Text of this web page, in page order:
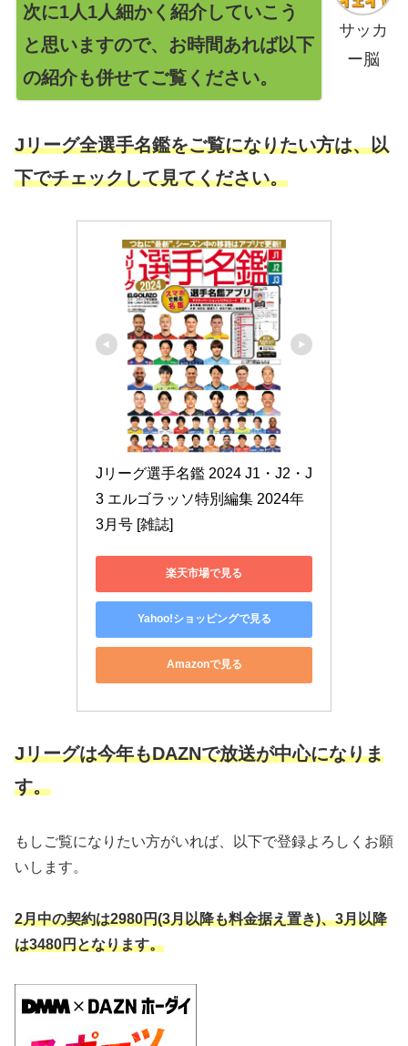
サッカ
ー脳
次に1人1人細かく紹介していこう
と思いますので、お時間あれば以下
の紹介も併せてご覧ください。
Jリーグ全選手名鑑をご覧になりたい方は、以
下でチェックして見てください。
Jリーグ選手名鑑 2024 J1・J2・J
3 エルゴラッソ特別編集 2024年
3月号 [雑誌]
楽天市場で見る
Yahoo!ショッピングで見る
Amazonで見る
Jリーグは今年もDAZNで放送が中心になりま
す。
もしご覧になりたい方がいれば、以下で登録よろしくお願
いします。
2月中の契約は2980円(3月以降も料金据え置き)、3月以降
は3480円となります。